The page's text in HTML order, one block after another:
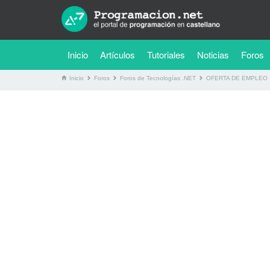
Inicio Artículos Tutoriales (current)
Noticias Foros
Inicio Foros Foros de Tecnologías .NET OFERTA DE EMPLEO